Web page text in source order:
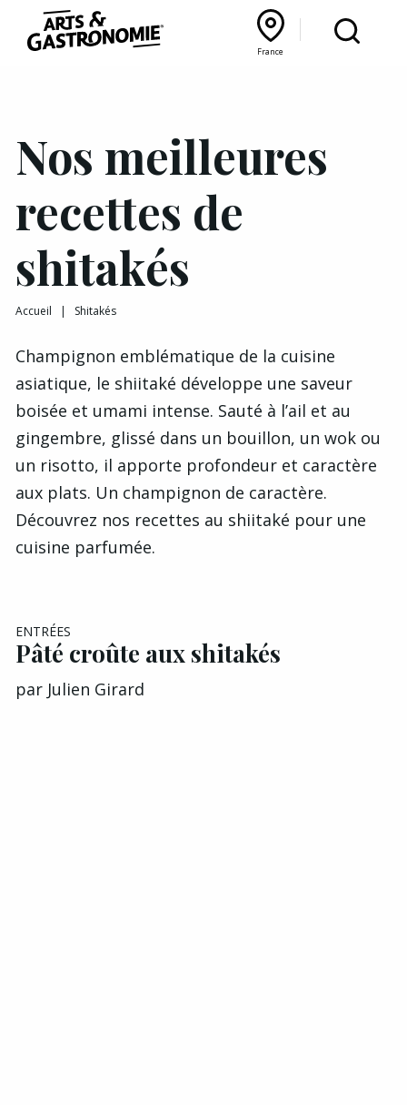
France
Recettes
Reportages
Interviews
Bourgogne Franche‑Comté
Lyon Rhône‑Alpes
Nos meilleures
recettes de
shitakés
Accueil | Shitakés
Champignon emblématique de la cuisine
asiatique, le shiitaké développe une saveur
boisée et umami intense. Sauté à l’ail et au
gingembre, glissé dans un bouillon, un wok ou
un risotto, il apporte profondeur et caractère
aux plats. Un champignon de caractère.
Découvrez nos recettes au shiitaké pour une
cuisine parfumée.
ENTRÉES
Pâté croûte aux shitakés
par Julien Girard